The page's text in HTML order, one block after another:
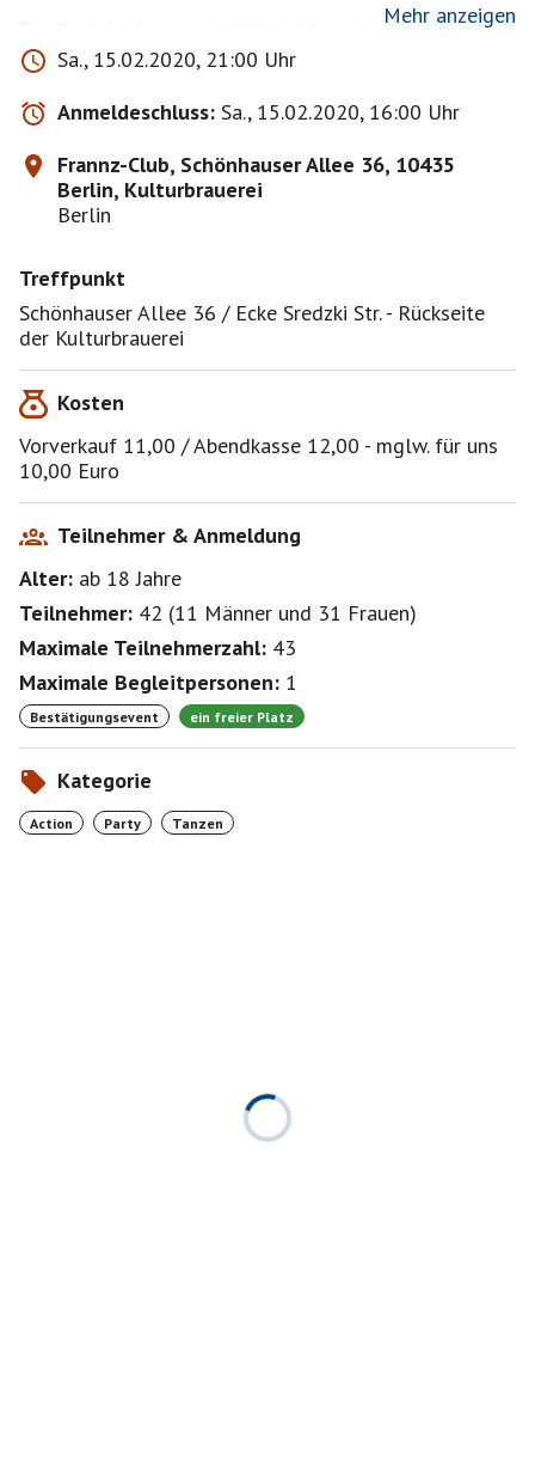
Die Party ist immer ein Highlight auch wenn man
keinen festen Tisch/Sitzplatz hat.
Lasst uns die ersten Gäste der "schönen Party" im
Club sein. Karten kosten im Vorverkauf 11,00 und an
der Abendkasse 12,00 Euro?, wenn es der gleiche Chef
ist kommen wir vielleicht wieder für einen 10'ner rein.
Der Garten ist auch fertig so das man bei regenfreiem
Wetter auch draußen am Feuer sitzen und entspannt
Wir treffen uns 10 Minuten (20:50 Uhr) vorher und
gehen PÜNKTLICH zu 21:00 Uhr rein und lassen uns
Mehr anzeigen
Sa., 15.02.2020, 21:00 Uhr
Anmeldeschluss: Sa., 15.02.2020, 16:00 Uhr
Frannz-Club, Schönhauser Allee 36, 10435
Berlin, Kulturbrauerei
Berlin
Treffpunkt
Schönhauser Allee 36 / Ecke Sredzki Str. - Rückseite
der Kulturbrauerei
Kosten
Vorverkauf 11,00 / Abendkasse 12,00 - mglw. für uns
10,00 Euro
Teilnehmer & Anmeldung
Alter: ab 18Jahre
Teilnehmer: 42 (11 Männer und 31 Frauen)
Maximale Teilnehmerzahl: 43
Maximale Begleitpersonen: 1
Bestätigungsevent ein freier Platz
Kategorie
Action Party Tanzen